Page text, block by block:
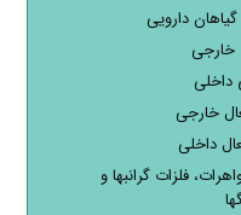
دارویی
خارجی
داخلی
خارجی
داخلی
فلزات گرانبها و